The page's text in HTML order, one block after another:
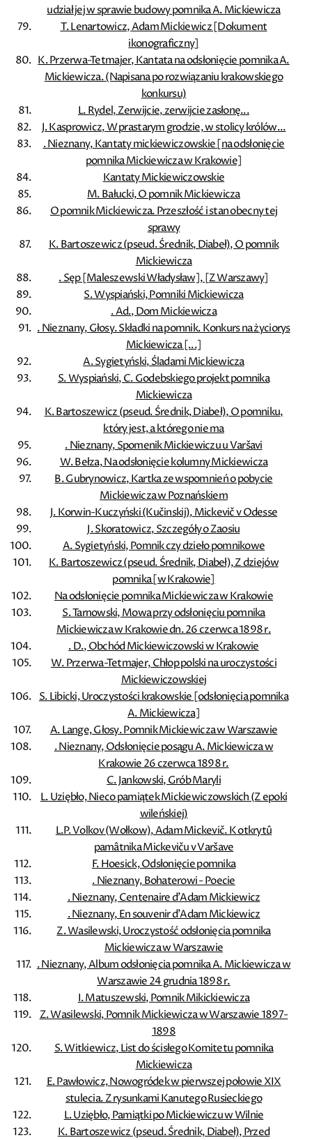
udział jej w sprawie budowy pomnika A. Mickiewicza
T. Lenartowicz, Adam Mickiewicz [Dokument
ikonograficzny]
K. Przerwa-Tetmajer, Kantata na odsłonięcie pomnika A.
Mickiewicza. (Napisana po rozwiązaniu krakowskiego
konkursu)
L. Rydel, Zerwijcie, zerwijcie zasłonę...
J. Kasprowicz, W prastarym grodzie, w stolicy królów...
. Nieznany, Kantaty mickiewiczowskie [na odsłonięcie
pomnika Mickiewicza w Krakowie]
Kantaty Mickiewiczowskie
M. Bałucki, O pomnik Mickiewicza
O pomnik Mickiewicza. Przeszłość i stan obecny tej
sprawy
K. Bartoszewicz (pseud. Średnik, Diabeł), O pomnik
Mickiewicza
. Sęp [Maleszewski Władysław], [Z Warszawy]
S. Wyspiański, Pomniki Mickiewicza
. Ad., Dom Mickiewicza
. Nieznany, Głosy. Składki na pomnik. Konkurs na życiorys
Mickiewicza [...]
A. Sygietyński, Śladami Mickiewicza
S. Wyspiański, C. Godebskiego projekt pomnika
Mickiewicza
K. Bartoszewicz (pseud. Średnik, Diabeł), O pomniku,
który jest, a którego nie ma
. Nieznany, Spomenik Mickiewiczu u Varšavi
W. Bełza, Na odsłonięcie kolumny Mickiewicza
B. Gubrynowicz, Kartka ze wspomnień o pobycie
Mickiewicza w Poznańskiem
J. Korwin-Kuczyński (Kučinskij), Mickevič v Odesse
J. Skoratowicz, Szczegóły o Zaosiu
A. Sygietyński, Pomnik czy dzieło pomnikowe
K. Bartoszewicz (pseud. Średnik, Diabeł), Z dziejów
pomnika [w Krakowie]
Na odsłonięcie pomnika Mickiewicza w Krakowie
S. Tarnowski, Mowa przy odsłonięciu pomnika
Mickiewicza w Krakowie dn. 26 czerwca 1898 r.
. D., Obchód Mickiewiczowski w Krakowie
W. Przerwa-Tetmajer, Chłop polski na uroczystości
Mickiewiczowskiej
S. Libicki, Uroczystości krakowskie [odsłonięcia pomnika
A. Mickiewicza]
A. Lange, Głosy. Pomnik Mickiewicza w Warszawie
. Nieznany, Odsłonięcie posągu A. Mickiewicza w
Krakowie 26 czerwca 1898 r.
C. Jankowski, Grób Maryli
L. Uziębło, Nieco pamiątek Mickiewiczowskich (Z epoki
wileńskiej)
L.P. Volkov (Wołkow), Adam Mickevič. K otkrytû
pamâtnika Mickeviču v Varšave
F. Hoesick, Odsłonięcie pomnika
. Nieznany, Bohaterowi - Poecie
. Nieznany, Centenaire d'Adam Mickiewicz
. Nieznany, En souvenir d'Adam Mickiewicz
Z. Wasilewski, Uroczystość odsłonięcia pomnika
Mickiewicza w Warszawie
. Nieznany, Album odsłonięcia pomnika A. Mickiewicza w
Warszawie 24 grudnia 1898 r.
I. Matuszewski, Pomnik Mikickiewicza
Z. Wasilewski, Pomnik Mickiewicza w Warszawie 1897-
1898
S. Witkiewicz, List do ścisłego Komitetu pomnika
Mickiewicza
E. Pawłowicz, Nowogródek w pierwszej połowie XIX
stulecia. Z rysunkami Kanutego Rusieckiego
L. Uziębło, Pamiątki po Mickiewiczu w Wilnie
K. Bartoszewicz (pseud. Średnik, Diabeł), Przed